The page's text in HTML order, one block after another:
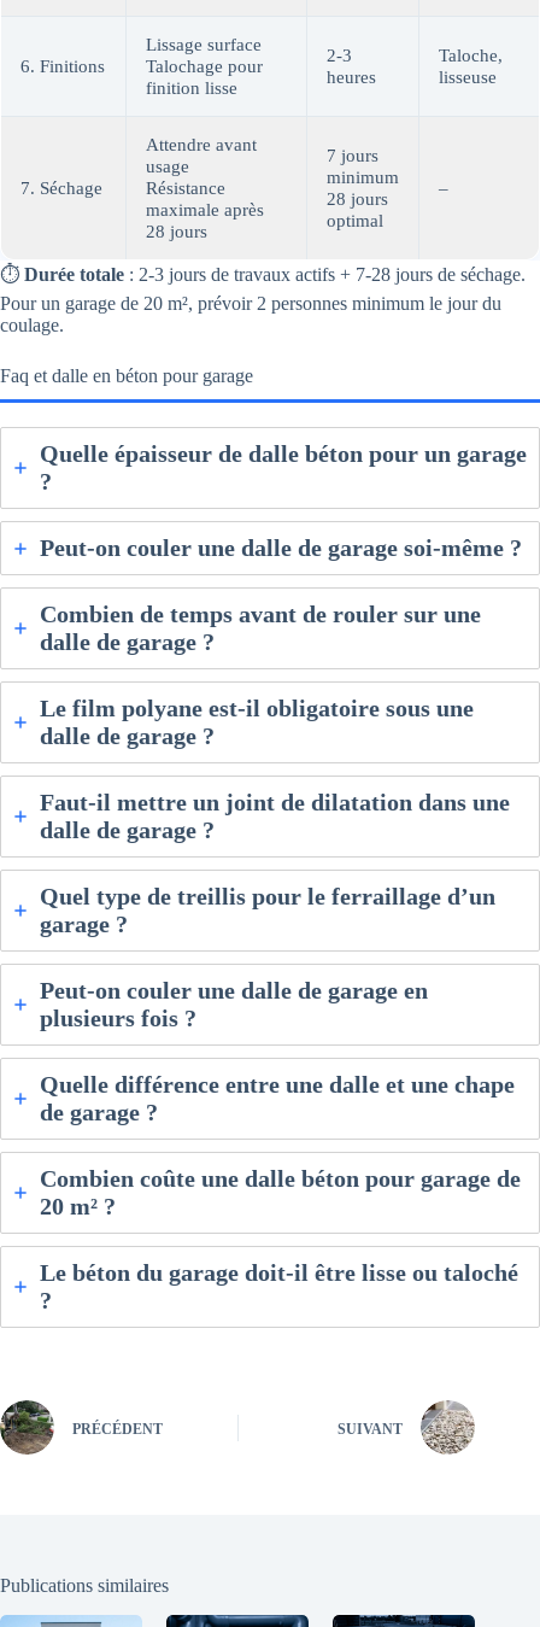
6. Finitions
Lissage surface
Talochage pour
finition lisse
2-3
heures
Taloche,
lisseuse
7. Séchage
Attendre avant
usage
Résistance
maximale après
28 jours
7 jours
minimum
28 jours
optimal
–
⏱️ Durée totale : 2-3 jours de travaux actifs + 7-28 jours de séchage.
Pour un garage de 20 m², prévoir 2 personnes minimum le jour du
coulage.
Faq et dalle en béton pour garage
Quelle épaisseur de dalle béton pour un garage
?
Peut-on couler une dalle de garage soi-même ?
Combien de temps avant de rouler sur une
dalle de garage ?
Le film polyane est-il obligatoire sous une
dalle de garage ?
Faut-il mettre un joint de dilatation dans une
dalle de garage ?
Quel type de treillis pour le ferraillage d’un
garage ?
Peut-on couler une dalle de garage en
plusieurs fois ?
Quelle différence entre une dalle et une chape
de garage ?
Combien coûte une dalle béton pour garage de
20 m² ?
Le béton du garage doit-il être lisse ou taloché
?
PRÉCÉDENT SUIVANT
Publications similaires